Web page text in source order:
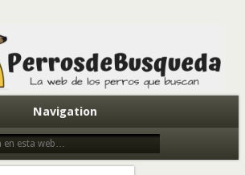
y detectores
Navigation